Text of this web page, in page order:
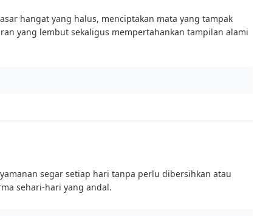
hangat yang halus, menciptakan mata yang tampak
yang lembut sekaligus mempertahankan tampilan alami
segar setiap hari tanpa perlu dibersihkan atau
sehari-hari yang andal.